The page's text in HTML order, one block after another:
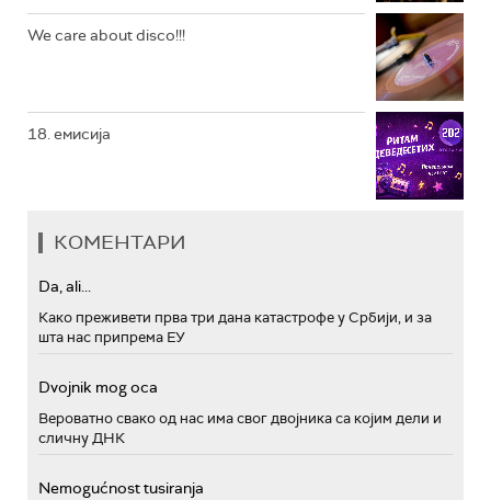
We care about disco!!!
18. емисија
КОМЕНТАРИ
Da, ali...
Како преживети прва три дана катастрофе у Србији, и за
шта нас припрема ЕУ
Dvojnik mog oca
Вероватно свако од нас има свог двојника са којим дели и
сличну ДНК
Nemogućnost tusiranja